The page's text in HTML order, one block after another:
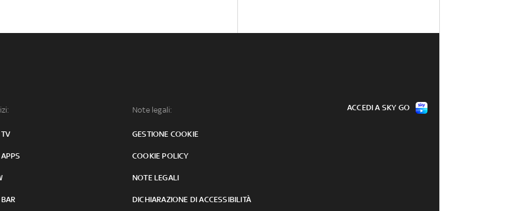
Note legali:
GESTIONE COOKIE
COOKIE POLICY
NOTE LEGALI
DICHIARAZIONE DI ACCESSIBILITÀ
ACCEDI A SKY GO